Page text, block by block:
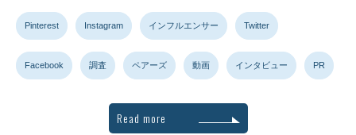
Pinterest Instagram インフルエンサー Twitter
Facebook 調査 ペアーズ 動画 インタビュー PR
Read more